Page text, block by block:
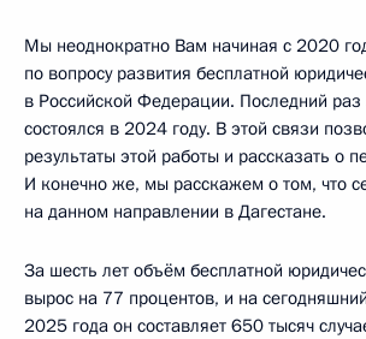
Мы неоднократно Вам начиная с 2020
по вопросу развития бесплатной
в Российской Федерации. Последний раз
состоялся в 2024 году. В этой связи
результаты этой работы и рассказать о
И конечно же, мы расскажем о том, что
на данном направлении в Дагестане.
За шесть лет объём бесплатной
вырос на 77 процентов, и на
2025 года он составляет 650 тысяч